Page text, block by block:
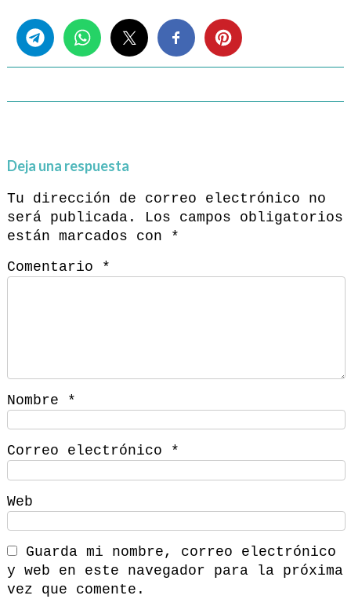
Deja una respuesta
Tu dirección de correo electrónico no
será publicada.
Los campos obligatorios
están marcados con
*
Comentario
*
Nombre *
Correo electrónico *
Web
Guarda mi nombre, correo electrónico
y web en este navegador para la próxima
vez que comente.